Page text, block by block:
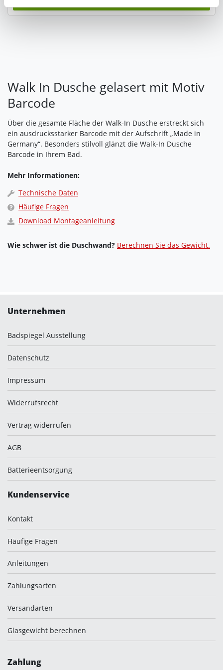
Zukunft widerrufen. Am einfachsten ist es, wenn Sie dazu
Walk In Dusche gelasert mit Motiv
Barcode
Über die gesamte Fläche der Walk-In Dusche erstreckt sich
ein ausdrucksstarker Barcode mit der Aufschrift „Made in
Germany“. Besonders stilvoll glänzt die Walk-In Dusche
Barcode in Ihrem Bad.
Mehr Informationen:
Technische Daten
Häufige Fragen
Download Montageanleitung
Wie schwer ist die Duschwand? Berechnen Sie das Gewicht.
Unternehmen
Badspiegel Ausstellung
Datenschutz
Impressum
Widerrufsrecht
Vertrag widerrufen
AGB
Batterieentsorgung
Kundenservice
Kontakt
Häufige Fragen
Anleitungen
Zahlungsarten
Versandarten
Glasgewicht berechnen
Zahlung